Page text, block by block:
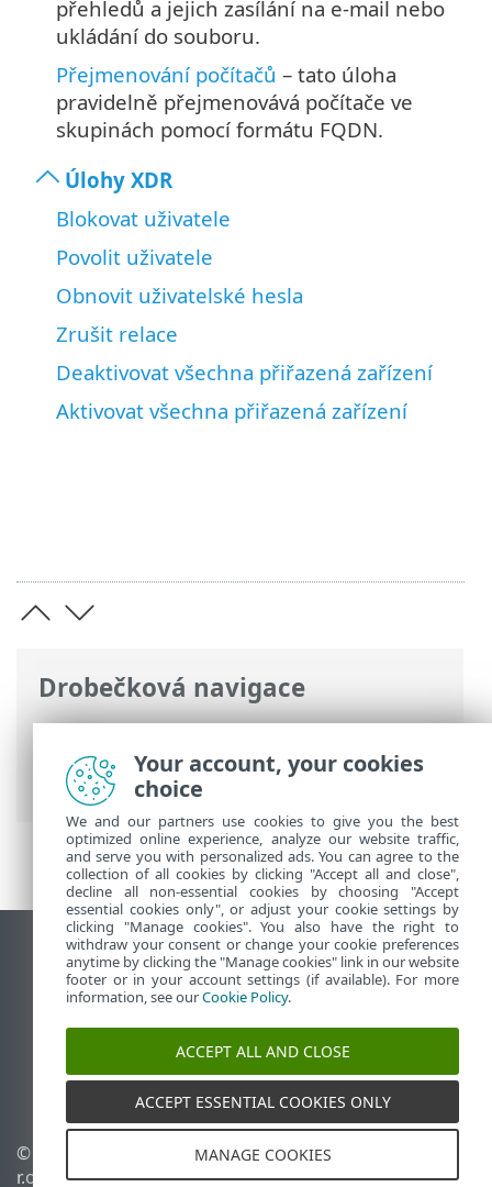
Drobečková navigace
ESET Online nápověda>ESET PROTECT>
Používání ESET PROTECT>Hlavní menu
ESET PROTECT> Úlohy
přehledů a jejich zasílání na e-mail nebo
ukládání do souboru.
Přejmenování počítačů – tato úloha
pravidelně přejmenovává počítače ve
skupinách pomocí formátu FQDN.
Úlohy XDR
Blokovat uživatele
Povolit uživatele
Obnovit uživatelské hesla
Zrušit relace
Deaktivovat všechna přiřazená zařízení
Aktivovat všechna přiřazená zařízení
Zobrazit verzi pro počítač
End of Life
ESET Databáze znalostí
ESET Forum
ESET Status Portal
Regionální podpora
© 1992 - 2026 ESET, spol. s
r.o. - Všechna práva
Spravovat cookies
Zásady používání souborů
Your account, your cookies
choice
We and our partners use cookies to give you the best
optimized online experience, analyze our website traffic,
and serve you with personalized ads. You can agree to the
collection of all cookies by clicking "Accept all and close",
decline all non-essential cookies by choosing "Accept
essential cookies only", or adjust your cookie settings by
clicking "Manage cookies". You also have the right to
withdraw your consent or change your cookie preferences
anytime by clicking the "Manage cookies" link in our website
footer or in your account settings (if available). For more
information, see ourCookie Policy.
ACCEPT ALL AND CLOSE
ACCEPT ESSENTIAL COOKIES ONLY
MANAGE COOKIES